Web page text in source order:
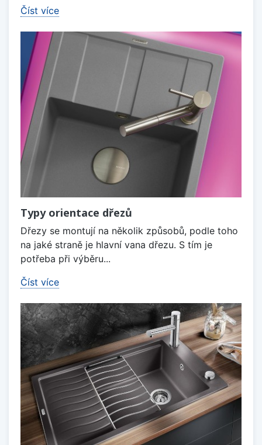
Číst více
Typy orientace dřezů
Dřezy se montují na několik způsobů, podle toho
na jaké straně je hlavní vana dřezu. S tím je
potřeba při výběru...
Číst více